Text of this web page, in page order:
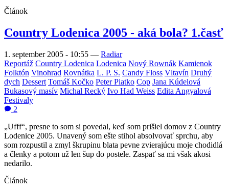
Článok
Country Lodenica 2005 - aká bola? 1.časť
1. september 2005 - 10:55 — Radiar
Reportáž Country Lodenica Lodenica Nový Rownák Kamienok
Folktón Vinohrad Rovnátka L. P. S. Candy Floss Vltavín Druhý
dych Dessert Tomáš Kočko Peter Piatko Cop Jana Kúdelová
Bukasový masív Michal Recký Ivo Had Weiss Edita Angyalová
Festivaly
2
„Ufff“, presne to som si povedal, keď som prišiel domov z Country
Lodenice 2005. Unavený som ešte stihol absolvovať sprchu, aby
som rozpustil a zmyl škrupinu blata pevne zvierajúcu moje chodidlá
a členky a potom už len šup do postele. Zaspať sa mi však akosi
nedarilo.
Článok